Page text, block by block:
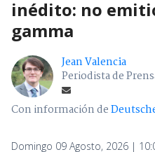
inédito: no
gamma
Jean Valencia
Periodista de
Con información de
Domingo 09 Agosto, 2026 |